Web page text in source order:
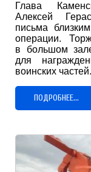
Глава
Алексей
письма
операции.
в большом
для
воинских частей.
ПОДРОБНЕЕ...